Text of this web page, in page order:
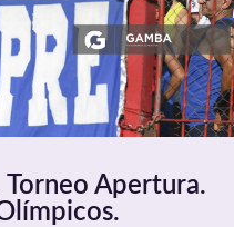
Torneo Apertura.